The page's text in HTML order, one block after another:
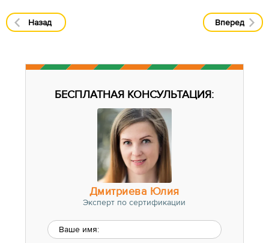
Назад Вперед
БЕСПЛАТНАЯ КОНСУЛЬТАЦИЯ:
Дмитриева Юлия
Эксперт по сертификации